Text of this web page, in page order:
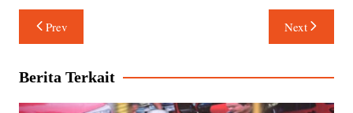
a
t
s
p
p
c
e
b
o
k
r
i
k
Navigasi
pos
Prev Next
Berita Terkait